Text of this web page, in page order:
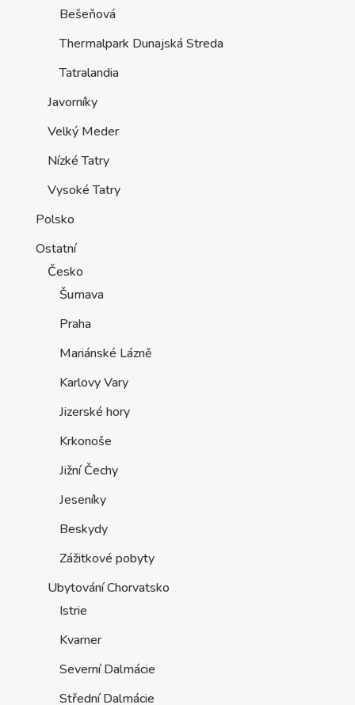
Bešeňová
Thermalpark Dunajská Streda
Tatralandia
Javorníky
Velký Meder
Nízké Tatry
Vysoké Tatry
Polsko
Ostatní
Česko
Šumava
Praha
Mariánské Lázně
Karlovy Vary
Jizerské hory
Krkonoše
Jižní Čechy
Jeseníky
Beskydy
Zážitkové pobyty
Ubytování Chorvatsko
Istrie
Kvarner
Severní Dalmácie
Střední Dalmácie